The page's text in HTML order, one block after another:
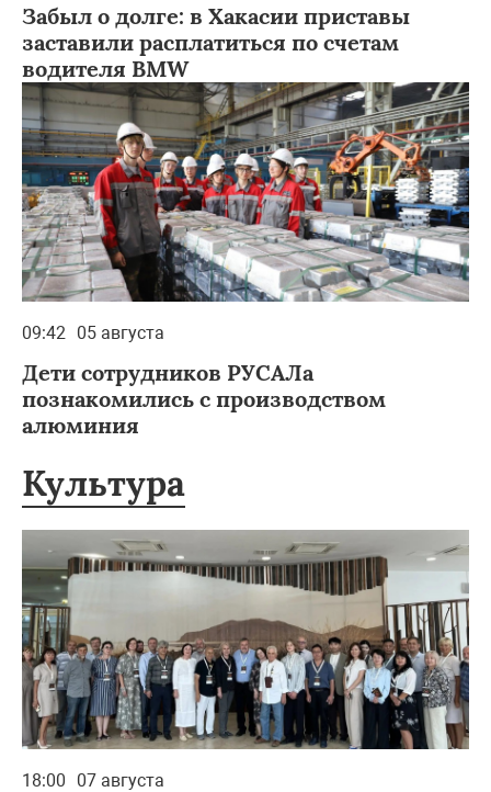
Забыл о долге: в Хакасии приставы
заставили расплатиться по счетам
водителя BMW
09:42 05 августа
Дети сотрудников РУСАЛа
познакомились с производством
алюминия
Культура
18:00 07 августа